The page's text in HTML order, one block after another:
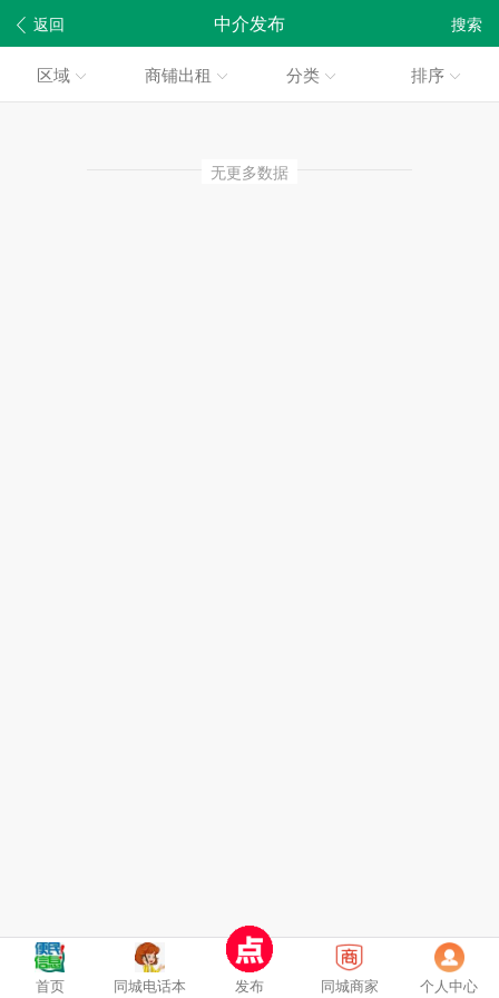
返回 搜索
中介发布
区域 商铺出租 分类 排序
无更多数据
首页 同城电话本 发布 同城商家 个人中心